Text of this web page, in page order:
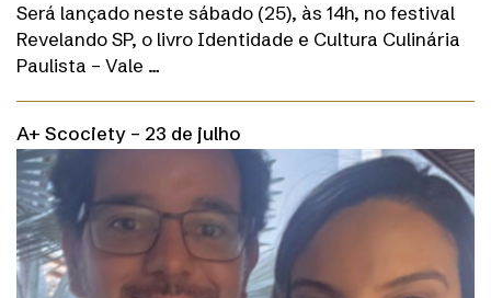
Será lançado neste sábado (25), às 14h, no festival
Revelando SP, o livro Identidade e Cultura Culinária
Paulista – Vale …
A+ Scociety – 23 de julho